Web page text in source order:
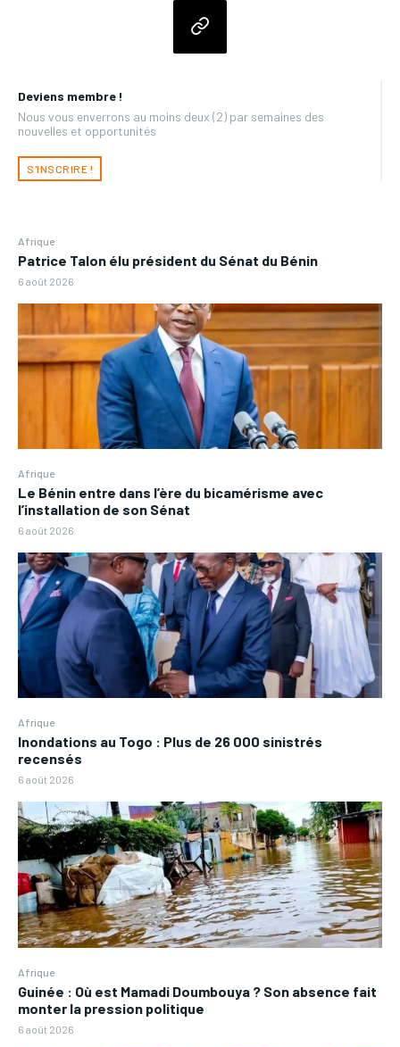
Deviens membre !
Nous vous enverrons au moins deux (2) par semaines des
nouvelles et opportunités
S'INSCRIRE !
Afrique
Patrice Talon élu président du Sénat du Bénin
6 août 2026
Afrique
Le Bénin entre dans l’ère du bicamérisme avec
l’installation de son Sénat
6 août 2026
Afrique
Inondations au Togo : Plus de 26 000 sinistrés
recensés
6 août 2026
Afrique
Guinée : Où est Mamadi Doumbouya ? Son absence fait
monter la pression politique
6 août 2026